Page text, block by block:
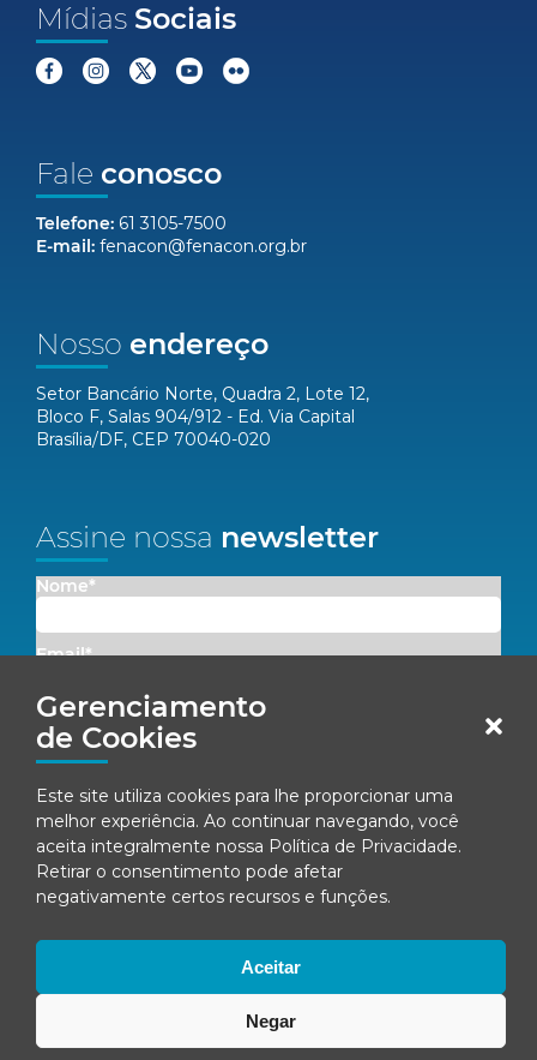
Gerenciamento
de Cookies
Este site utiliza cookies para lhe proporcionar uma
melhor experiência. Ao continuar navegando, você
aceita integralmente nossa Política de Privacidade.
Retirar o consentimento pode afetar
negativamente certos recursos e funções.
Aceitar
Negar
Mídias Sociais
Fale conosco
Telefone: 61 3105-7500
E-mail: fenacon@fenacon.org.br
Nosso endereço
Setor Bancário Norte, Quadra 2, Lote 12,
Bloco F, Salas 904/912 - Ed. Via Capital
Brasília/DF, CEP 70040-020
Assine nossa newsletter
Nome*
Email*
Concordo em receber comunicações da Fenacon.
Ao se inscrever, você concorda com nossaPolítica de Privacidade
© Fenacon 2026
Todos os direitos reservados.